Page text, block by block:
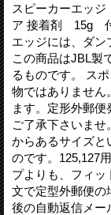
スピーカーエッ
ア 接着剤 15g 付
エッジには、ダン
この商品はJBL製
るものです。 ス
物ではありません
ます。定形外郵便
ご了承下さいま
からあるサイズと
のです。125,127
プよりも、フィッ
文で定型外郵便の
後の自動返信メー